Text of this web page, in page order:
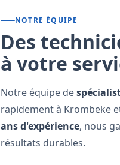
NOTRE ÉQUIPE
Des
à votre
Notre équipe de
rapidement à Krombeke
ans d'expérience, nous
résultats durables.